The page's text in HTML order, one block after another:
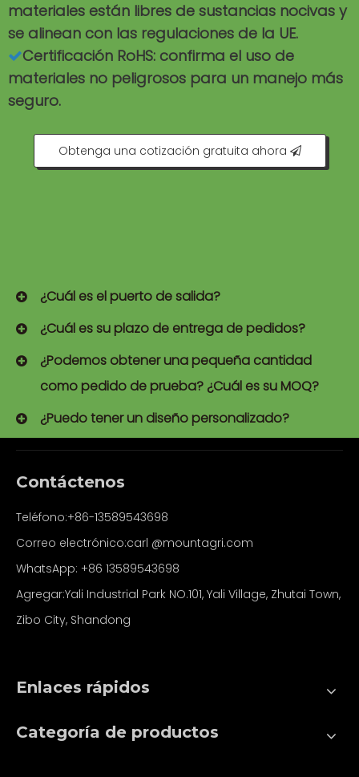
materiales están libres de sustancias nocivas y
se alinean con las regulaciones de la UE.
Certificación RoHS: confirma el uso de
materiales no peligrosos para un manejo más
seguro.
Obtenga una cotización gratuita ahora
¿Cuál es el puerto de salida?
¿Cuál es su plazo de entrega de pedidos?
¿Podemos obtener una pequeña cantidad
como pedido de prueba? ¿Cuál es su MOQ?
¿Puedo tener un diseño personalizado?
Contáctenos
Teléfono:+86-13589543698
Correo electrónico:carl @mountagri.com
WhatsApp: +86 13589543698
Agregar:Yali Industrial Park NO.101, Yali Village, Zhutai Town,
Zibo City, Shandong
Enlaces rápidos
Categoría de productos